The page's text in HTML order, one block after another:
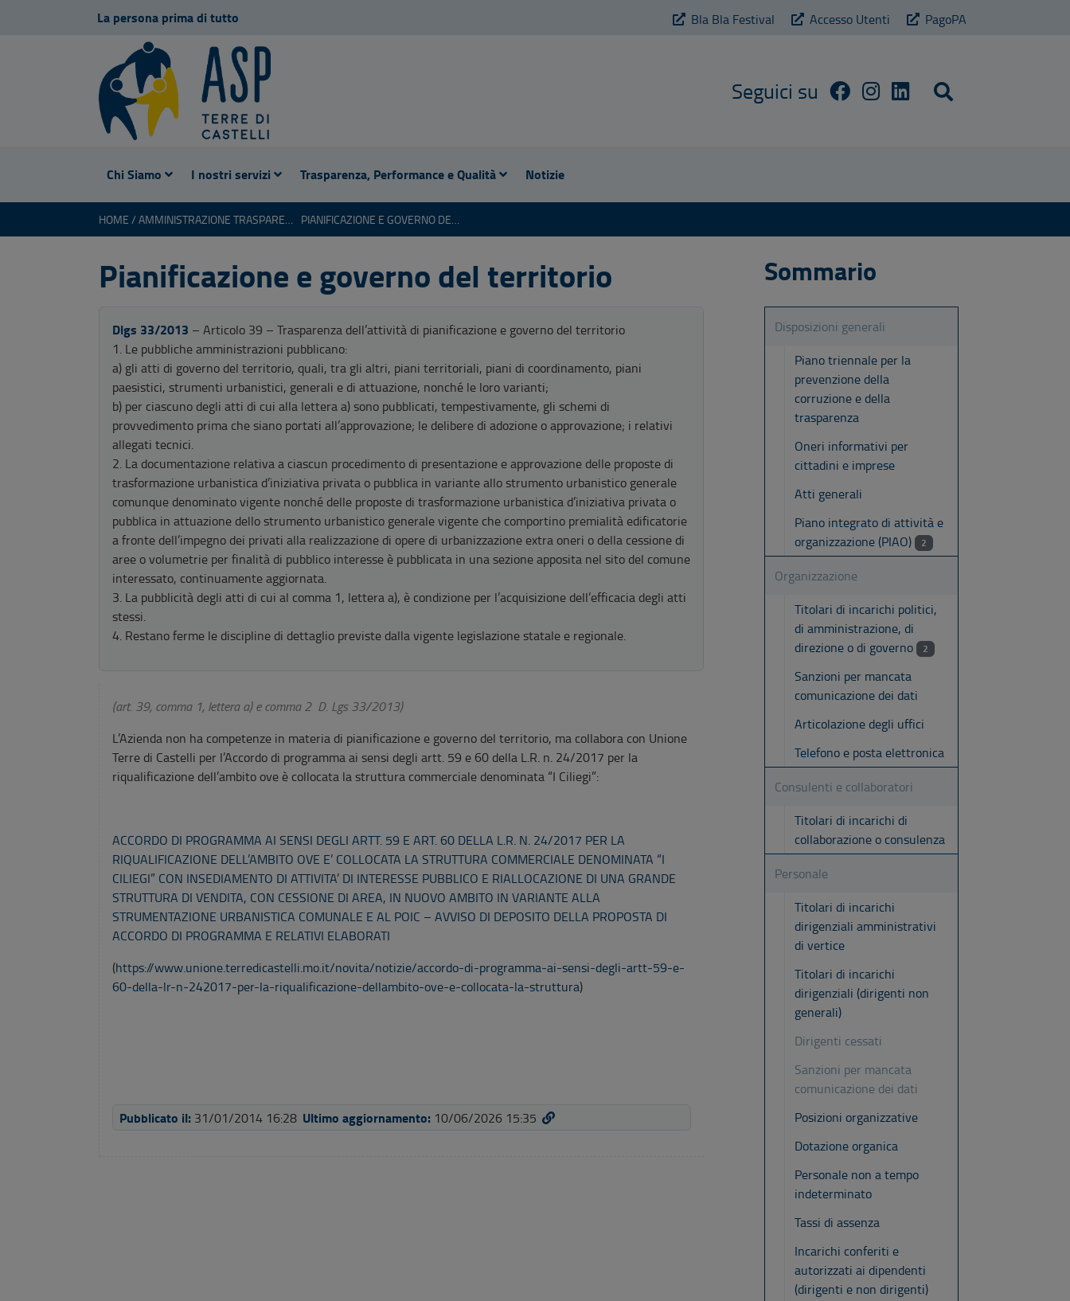
La persona prima di tutto Bla Bla Festival Accesso Utenti PagoPA
Chi Siamo I nostri servizi Trasparenza, Performance e Qualità Notizie
HOME
Pianificazione e governo del territorio
Dlgs 33/2013 – Articolo 39 – Trasparenza dell’attività di pianificazione e governo del territorio
1. Le pubbliche amministrazioni pubblicano:
a) gli atti di governo del territorio, quali, tra gli altri, piani territoriali, piani di coordinamento, piani
paesistici, strumenti urbanistici, generali e di attuazione, nonché le loro varianti;
b) per ciascuno degli atti di cui alla lettera a) sono pubblicati, tempestivamente, gli schemi di
provvedimento prima che siano portati all’approvazione; le delibere di adozione o approvazione; i relativi
allegati tecnici.
2. La documentazione relativa a ciascun procedimento di presentazione e approvazione delle proposte di
trasformazione urbanistica d’iniziativa privata o pubblica in variante allo strumento urbanistico generale
comunque denominato vigente nonché delle proposte di trasformazione urbanistica d’iniziativa privata o
pubblica in attuazione dello strumento urbanistico generale vigente che comportino premialità edificatorie
a fronte dell’impegno dei privati alla realizzazione di opere di urbanizzazione extra oneri o della cessione di
aree o volumetrie per finalità di pubblico interesse è pubblicata in una sezione apposita nel sito del comune
interessato, continuamente aggiornata.
3. La pubblicità degli atti di cui al comma 1, lettera a), è condizione per l’acquisizione dell’efficacia degli atti
stessi.
4. Restano ferme le discipline di dettaglio previste dalla vigente legislazione statale e regionale.
(art. 39, comma 1, lettera a) e comma 2 D. Lgs 33/2013)
L’Azienda non ha competenze in materia di pianificazione e governo del territorio, ma collabora con Unione
Terre di Castelli per l’Accordo di programma ai sensi degli artt. 59 e 60 della L.R. n. 24/2017 per la
riqualificazione dell’ambito ove è collocata la struttura commerciale denominata “I Ciliegi”:
ACCORDO DI PROGRAMMA AI SENSI DEGLI ARTT. 59 E ART. 60 DELLA L.R. N. 24/2017 PER LA
RIQUALIFICAZIONE DELL’AMBITO OVE E’ COLLOCATA LA STRUTTURA COMMERCIALE DENOMINATA “I
CILIEGI” CON INSEDIAMENTO DI ATTIVITA’ DI INTERESSE PUBBLICO E RIALLOCAZIONE DI UNA GRANDE
STRUTTURA DI VENDITA, CON CESSIONE DI AREA, IN NUOVO AMBITO IN VARIANTE ALLA
STRUMENTAZIONE URBANISTICA COMUNALE E AL POIC – AVVISO DI DEPOSITO DELLA PROPOSTA DI
ACCORDO DI PROGRAMMA E RELATIVI ELABORATI
(https://www.unione.terredicastelli.mo.it/novita/notizie/accordo-di-programma-ai-sensi-degli-artt-59-e-
60-della-lr-n-242017-per-la-riqualificazione-dellambito-ove-e-collocata-la-struttura)
Pubblicato il: 31/01/2014 16:28 Ultimo aggiornamento: 10/06/2026 15:35
Sommario
Disposizioni generali
Piano triennale per la
prevenzione della
corruzione e della
trasparenza
Oneri informativi per
cittadini e imprese
Atti generali
Piano integrato di attività e
organizzazione (PIAO)
2
Organizzazione
Titolari di incarichi politici,
di amministrazione, di
direzione o di governo
2
Sanzioni per mancata
comunicazione dei dati
Articolazione degli uffici
Telefono e posta elettronica
Consulenti e collaboratori
Titolari di incarichi di
collaborazione o consulenza
Personale
Titolari di incarichi
dirigenziali amministrativi
di vertice
Titolari di incarichi
dirigenziali (dirigenti non
generali)
Dirigenti cessati
Sanzioni per mancata
comunicazione dei dati
Posizioni organizzative
Dotazione organica
Personale non a tempo
indeterminato
Tassi di assenza
Incarichi conferiti e
autorizzati ai dipendenti
(dirigenti e non dirigenti)